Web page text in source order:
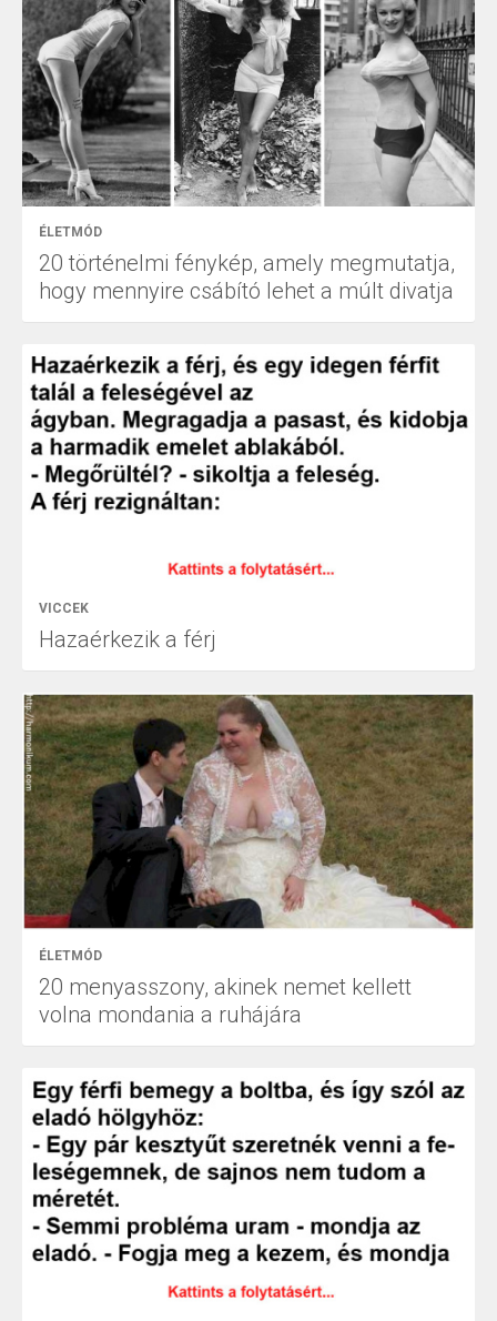
ÉLETMÓD
20 történelmi fénykép, amely megmutatja,
hogy mennyire csábító lehet a múlt divatja
VICCEK
Hazaérkezik a férj
ÉLETMÓD
20 menyasszony, akinek nemet kellett
volna mondania a ruhájára